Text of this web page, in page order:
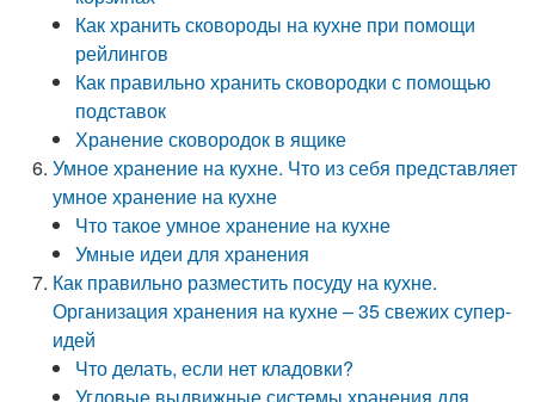
Как хранить сковороды на кухне при помощи
рейлингов
Как правильно хранить сковородки с помощью
подставок
Хранение сковородок в ящике
Умное хранение на кухне. Что из себя представляет
умное хранение на кухне
Что такое умное хранение на кухне
Умные идеи для хранения
Как правильно разместить посуду на кухне.
Организация хранения на кухне – 35 свежих супер-
идей
Что делать, если нет кладовки?